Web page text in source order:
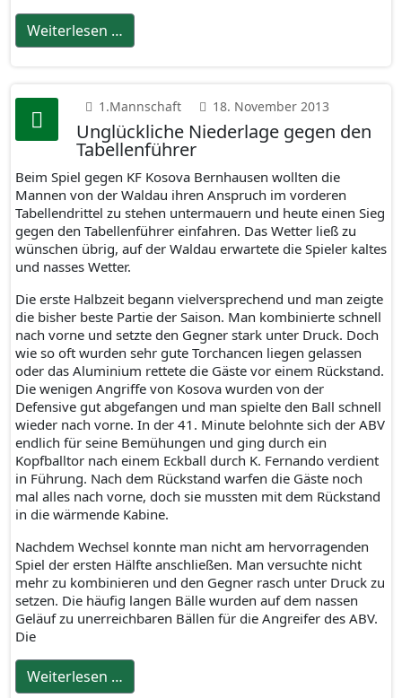
Weiterlesen …
1.Mannschaft 18. November 2013
Unglückliche Niederlage gegen den
Tabellenführer
Beim Spiel gegen KF Kosova Bernhausen wollten die
Mannen von der Waldau ihren Anspruch im vorderen
Tabellendrittel zu stehen untermauern und heute einen Sieg
gegen den Tabellenführer einfahren. Das Wetter ließ zu
wünschen übrig, auf der Waldau erwartete die Spieler kaltes
und nasses Wetter.
Die erste Halbzeit begann vielversprechend und man zeigte
die bisher beste Partie der Saison. Man kombinierte schnell
nach vorne und setzte den Gegner stark unter Druck. Doch
wie so oft wurden sehr gute Torchancen liegen gelassen
oder das Aluminium rettete die Gäste vor einem Rückstand.
Die wenigen Angriffe von Kosova wurden von der
Defensive gut abgefangen und man spielte den Ball schnell
wieder nach vorne. In der 41. Minute belohnte sich der ABV
endlich für seine Bemühungen und ging durch ein
Kopfballtor nach einem Eckball durch K. Fernando verdient
in Führung. Nach dem Rückstand warfen die Gäste noch
mal alles nach vorne, doch sie mussten mit dem Rückstand
in die wärmende Kabine.
Nachdem Wechsel konnte man nicht am hervorragenden
Spiel der ersten Hälfte anschließen. Man versuchte nicht
mehr zu kombinieren und den Gegner rasch unter Druck zu
setzen. Die häufig langen Bälle wurden auf dem nassen
Geläuf zu unerreichbaren Bällen für die Angreifer des ABV.
Die
Weiterlesen …